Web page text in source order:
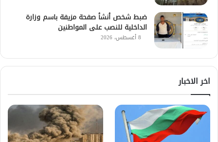
ضبط شخص أنشأ صفحة مزيفة باسم وزارة
الداخلية للنصب على المواطنين
8 أغسطس، 2026
اخر الاخبار